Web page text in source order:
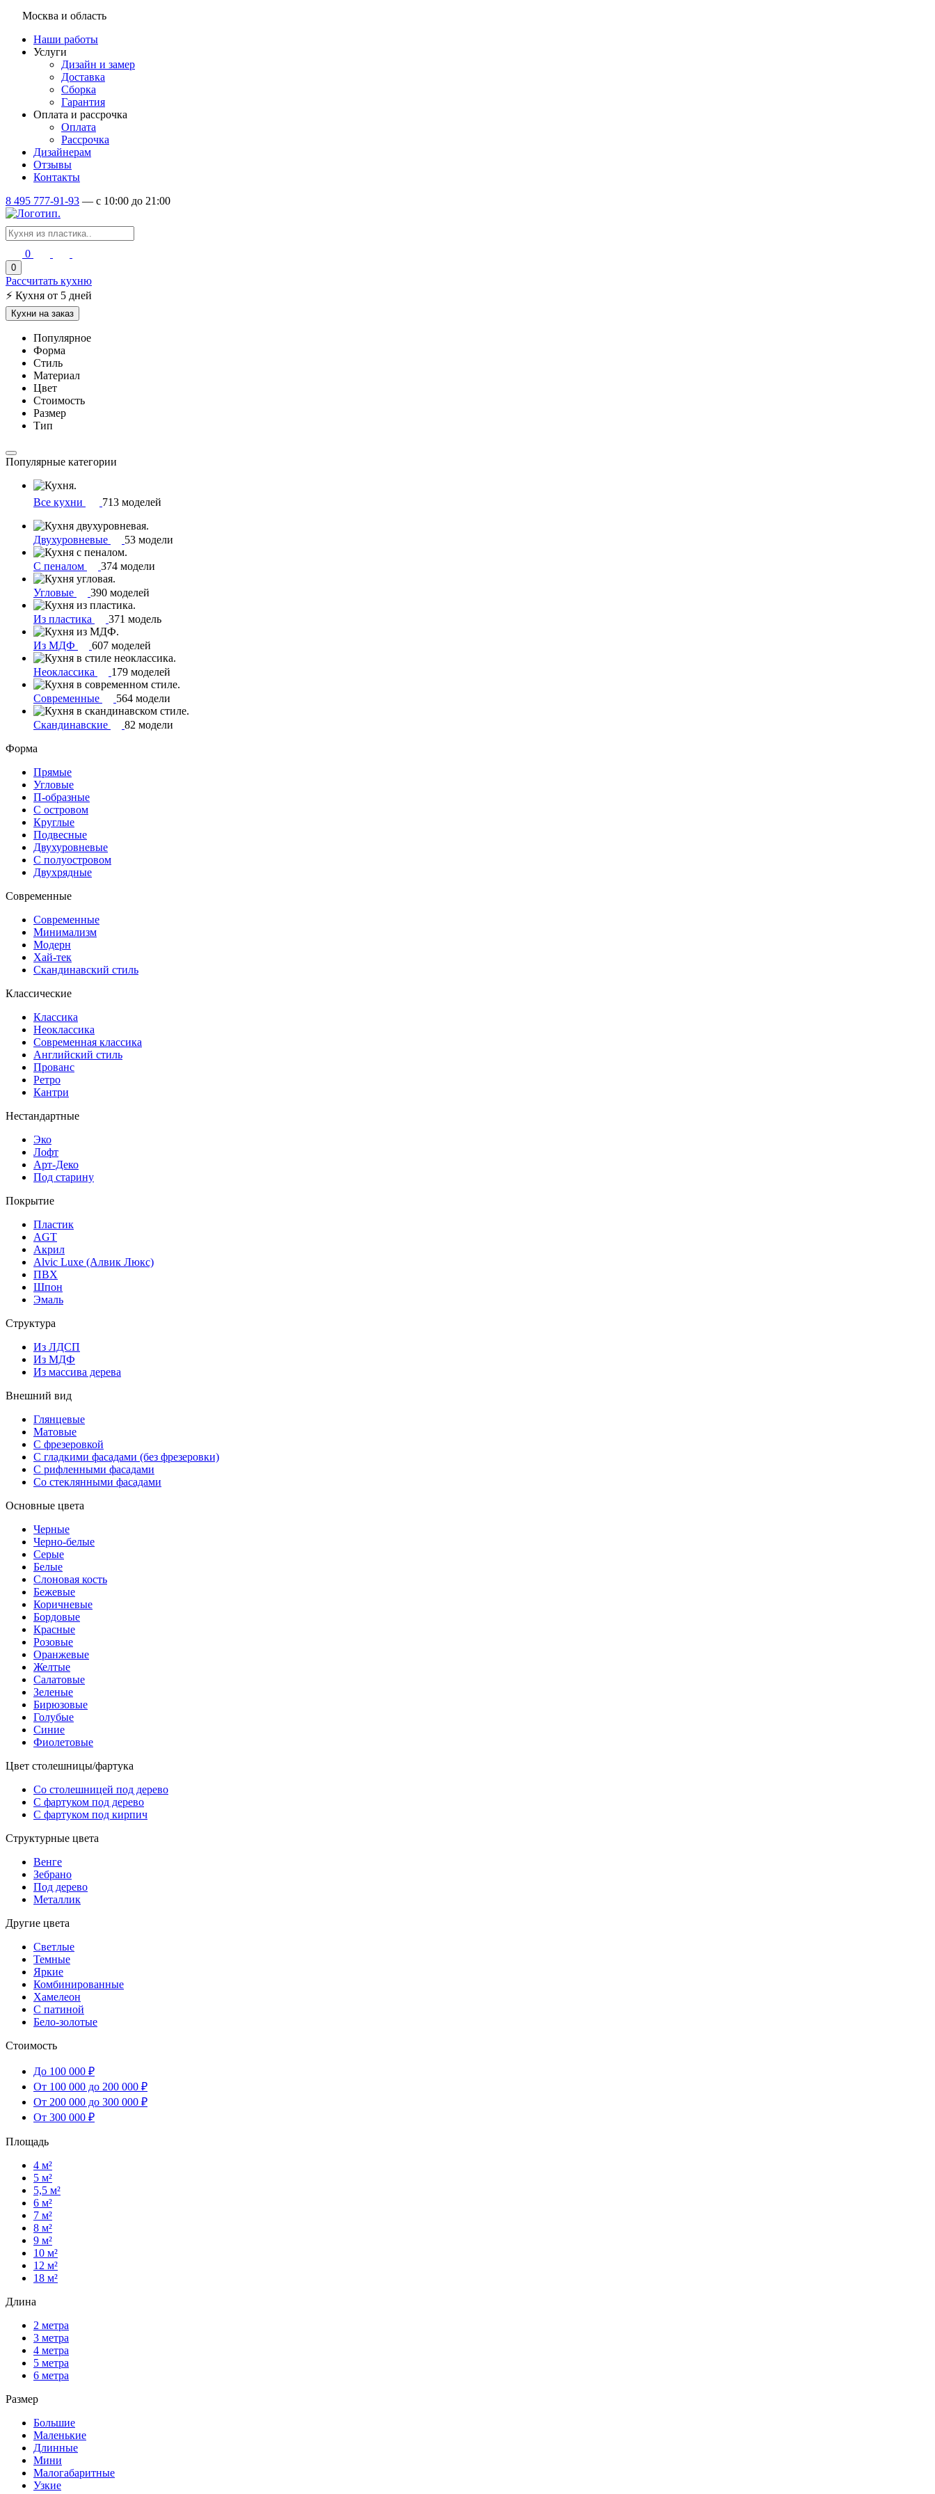
Москва и область
Наши работы
Услуги
Дизайн и замер
Доставка
Сборка
Гарантия
Оплата и рассрочка
Оплата
Рассрочка
Дизайнерам
Отзывы
Контакты
8 495 777-91-93 — c 10:00 до 21:00
0
0
Рассчитать кухню
⚡ Кухня от 5 дней
Кухни на заказ
Популярное
Форма
Стиль
Материал
Цвет
Стоимость
Размер
Тип
Популярные категории
Все кухни 713 моделей
Двухуровневые 53 модели
С пеналом 374 модели
Угловые 390 моделей
Из пластика 371 модель
Из МДФ 607 моделей
Неоклассика 179 моделей
Современные 564 модели
Скандинавские
82 модели
Форма
Прямые
Угловые
П-образные
С островом
Круглые
Подвесные
Двухуровневые
С полуостровом
Двухрядные
Современные
Современные
Минимализм
Модерн
Хай-тек
Скандинавский стиль
Классические
Классика
Неоклассика
Современная классика
Английский стиль
Прованс
Ретро
Кантри
Нестандартные
Эко
Лофт
Арт-Деко
Под старину
Покрытие
Пластик
AGT
Акрил
Alvic Luxe (Алвик Люкс)
ПВХ
Шпон
Эмаль
Структура
Из ЛДСП
Из МДФ
Из массива дерева
Внешний вид
Глянцевые
Матовые
С фрезеровкой
С гладкими фасадами (без фрезеровки)
С рифленными фасадами
Со стеклянными фасадами
Основные цвета
Черные
Черно-белые
Серые
Белые
Слоновая кость
Бежевые
Коричневые
Бордовые
Красные
Розовые
Оранжевые
Желтые
Салатовые
Зеленые
Бирюзовые
Голубые
Синие
Фиолетовые
Цвет столешницы/фартука
Со столешницей под дерево
С фартуком под дерево
С фартуком под кирпич
Структурные цвета
Венге
Зебрано
Под дерево
Металлик
Другие цвета
Светлые
Темные
Яркие
Комбинированные
Хамелеон
С патиной
Бело-золотые
Стоимость
До 100 000 ₽
От 100 000 до 200 000 ₽
От 200 000 до 300 000 ₽
От 300 000 ₽
Площадь
4 м²
5 м²
5,5 м²
6 м²
7 м²
8 м²
9 м²
10 м²
12 м²
18 м²
Длина
2 метра
3 метра
4 метра
5 метра
6 метра
Размер
Большие
Маленькие
Длинные
Мини
Малогабаритные
Узкие